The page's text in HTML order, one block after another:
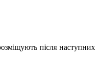
після наступних